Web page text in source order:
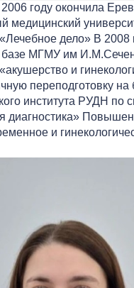
году окончила
медицинский
дело» В 2008
базе МГМУ им
и
переподготовку на
института РУДН по
диагностика»
и